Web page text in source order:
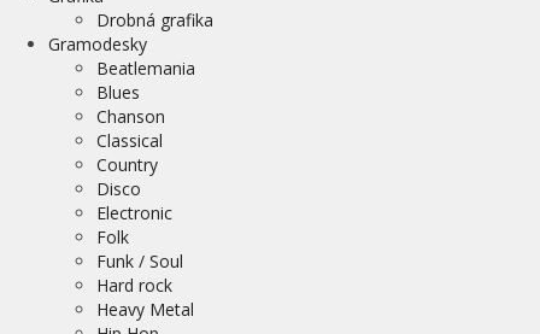
Drobná grafika
Gramodesky
Beatlemania
Blues
Chanson
Classical
Country
Disco
Electronic
Folk
Funk / Soul
Hard rock
Heavy Metal